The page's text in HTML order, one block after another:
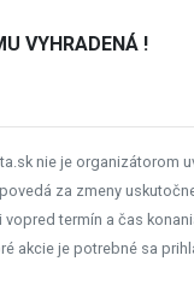
VYHRADENÁ !
nie je organizátorom
za zmeny
termín a čas
akcie je potrebné sa